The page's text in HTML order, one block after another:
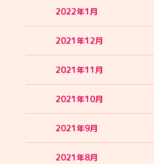
2022年1月
2021年12月
2021年11月
2021年10月
2021年9月
2021年8月